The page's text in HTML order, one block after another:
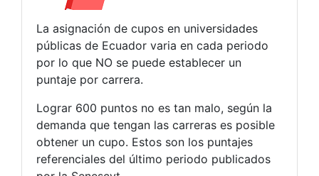
La asignación de cupos en universidades
públicas de Ecuador varia en cada periodo
por lo que NO se puede establecer un
puntaje por carrera.
Lograr 600 puntos no es tan malo, según la
demanda que tengan las carreras es posible
obtener un cupo. Estos son los puntajes
referenciales del último periodo publicados